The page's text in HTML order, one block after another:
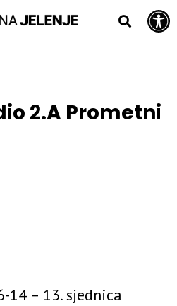
Open toolbar
2.A Prometni
14 – 13. sjednica